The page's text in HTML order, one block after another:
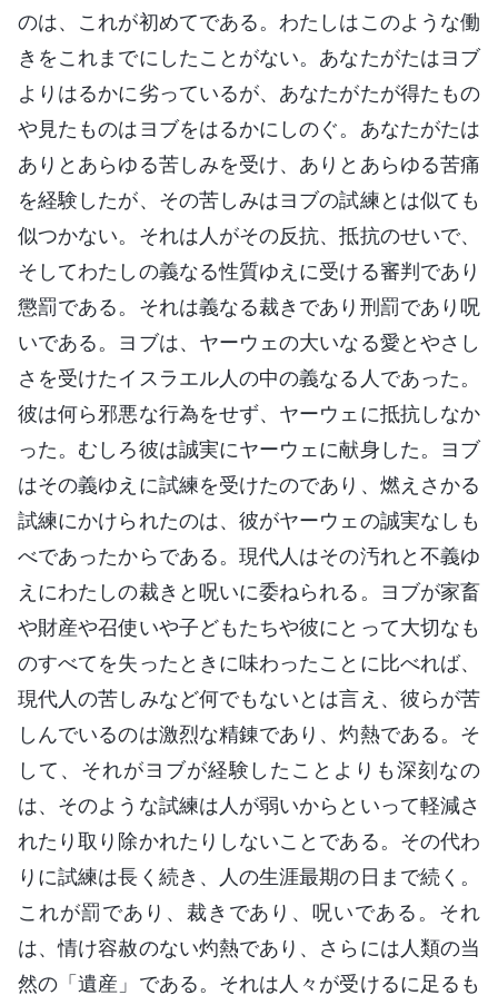
のは、これが初めてである。わたしはこのような働
きをこれまでにしたことがない。あなたがたはヨブ
よりはるかに劣っているが、あなたがたが得たもの
や見たものはヨブをはるかにしのぐ。あなたがたは
ありとあらゆる苦しみを受け、ありとあらゆる苦痛
を経験したが、その苦しみはヨブの試練とは似ても
似つかない。それは人がその反抗、抵抗のせいで、
そしてわたしの義なる性質ゆえに受ける審判であり
懲罰である。それは義なる裁きであり刑罰であり呪
いである。ヨブは、ヤーウェの大いなる愛とやさし
さを受けたイスラエル人の中の義なる人であった。
彼は何ら邪悪な行為をせず、ヤーウェに抵抗しなか
った。むしろ彼は誠実にヤーウェに献身した。ヨブ
はその義ゆえに試練を受けたのであり、燃えさかる
試練にかけられたのは、彼がヤーウェの誠実なしも
べであったからである。現代人はその汚れと不義ゆ
えにわたしの裁きと呪いに委ねられる。ヨブが家畜
や財産や召使いや子どもたちや彼にとって大切なも
のすべてを失ったときに味わったことに比べれば、
現代人の苦しみなど何でもないとは言え、彼らが苦
しんでいるのは激烈な精錬であり、灼熱である。そ
して、それがヨブが経験したことよりも深刻なの
は、そのような試練は人が弱いからといって軽減さ
れたり取り除かれたりしないことである。その代わ
りに試練は長く続き、人の生涯最期の日まで続く。
これが罰であり、裁きであり、呪いである。それ
は、情け容赦のない灼熱であり、さらには人類の当
然の「遺産」である。それは人々が受けるに足るも